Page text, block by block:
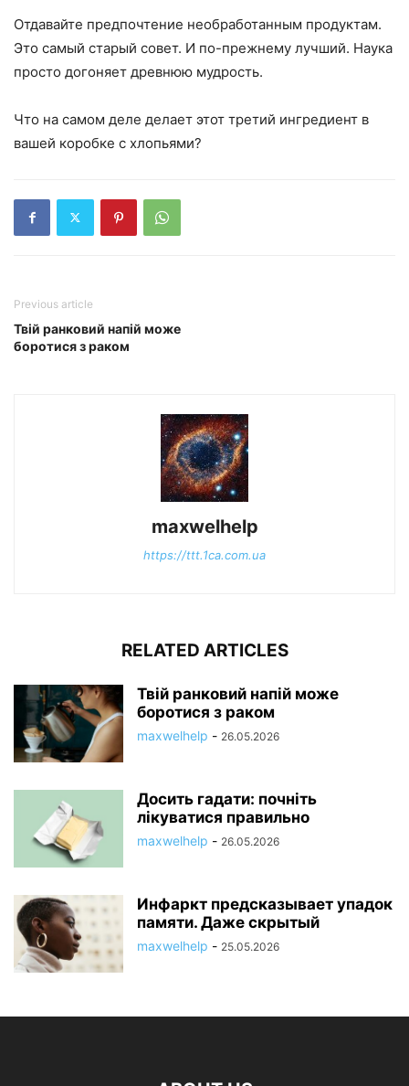
Отдавайте предпочтение необработанным продуктам.
Это самый старый совет. И по-прежнему лучший. Наука
просто догоняет древнюю мудрость.
Что на самом деле делает этот третий ингредиент в
вашей коробке с хлопьями?
Previous article
Твій ранковий напій може
боротися з раком
maxwelhelp
https://ttt.1ca.com.ua
RELATED ARTICLES
Твій ранковий напій може
боротися з раком
maxwelhelp - 26.05.2026
Досить гадати: почніть
лікуватися правильно
maxwelhelp - 26.05.2026
Инфаркт предсказывает упадок
памяти. Даже скрытый
maxwelhelp - 25.05.2026